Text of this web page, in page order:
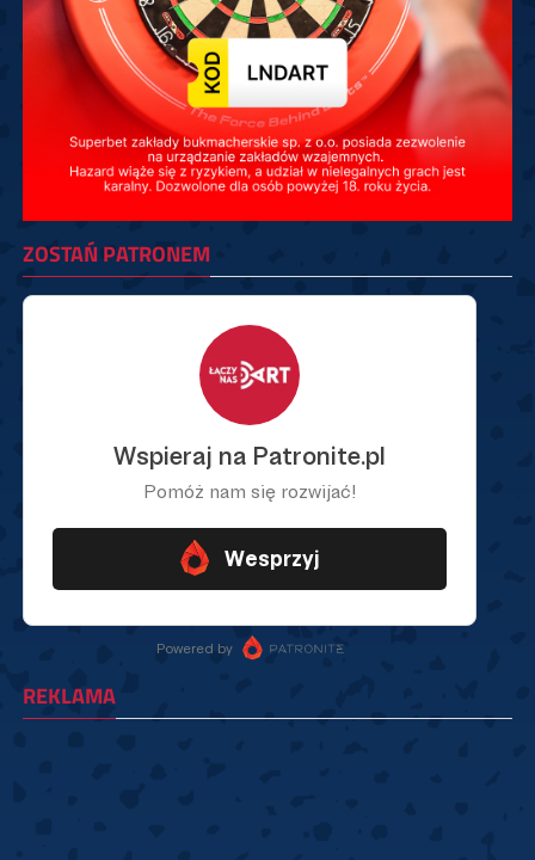
ZOSTAŃ PATRONEM
REKLAMA